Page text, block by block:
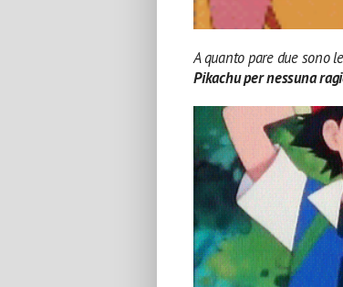
A quanto pare due sono
Pikachu per nessuna